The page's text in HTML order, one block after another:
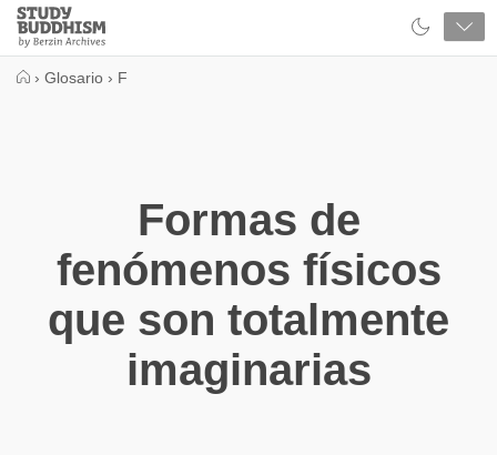
Close
Study
Buddhism
› Glosario › F
Formas de
fenómenos físicos
que son totalmente
imaginarias